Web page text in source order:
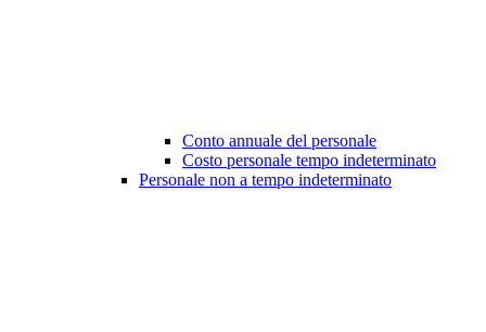
Conto annuale del personale
Costo personale tempo indeterminato
Personale non a tempo indeterminato